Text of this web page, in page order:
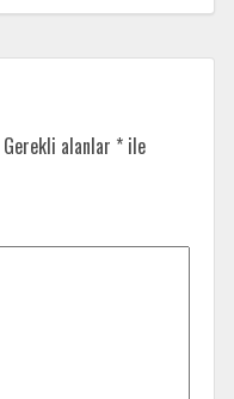
Gerekli alanlar * ile